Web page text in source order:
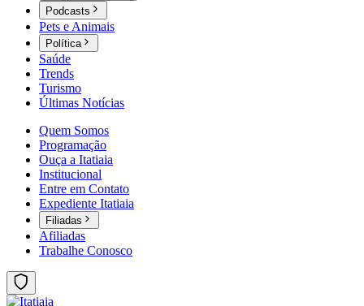
Podcasts
Pets e Animais
Política
Saúde
Trends
Turismo
Últimas Notícias
Quem Somos
Programação
Ouça a Itatiaia
Institucional
Entre em Contato
Expediente Itatiaia
Filiadas
Afiliadas
Trabalhe Conosco